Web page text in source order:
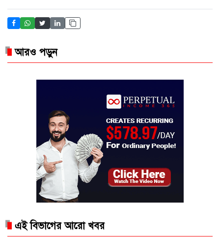
আরও পড়ুন
এই বিভাগের আরো খবর